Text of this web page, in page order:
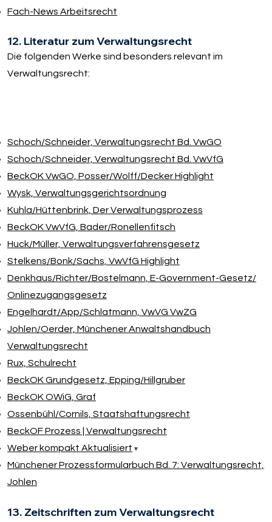
Fach-News Arbeitsrecht
12. Literatur zum Verwaltungsrecht
Die folgenden Werke sind besonders relevant im
Verwaltungsrecht:
Schoch/​Schneider, Verwaltungsrecht Bd. VwGO
Schoch/​Schneider, Verwaltungsrecht Bd. VwVfG
BeckOK VwGO, Posser/​Wolff/​Decker Highlight
Wysk, Verwaltungsgerichtsordnung
Kuhla/​Hüttenbrink, Der Verwaltungsprozess
BeckOK VwVfG, Bader/​Ronellenfitsch
Huck/​Müller, Verwaltungsverfahrensgesetz
Stelkens/​Bonk/​Sachs, VwVfG Highlight
Denkhaus/​Richter/​Bostelmann, E-Government-Gesetz/​
Onlinezugangsgesetz
Engelhardt/​App/​Schlatmann, VwVG VwZG
Johlen/​Oerder, Münchener Anwaltshandbuch
Verwaltungsrecht
Rux, Schulrecht
BeckOK Grundgesetz, Epping/​Hillgruber
BeckOK OWiG, Graf
Ossenbühl/​Cornils, Staatshaftungsrecht
BeckOF Prozess | Verwaltungsrecht
Weber kompakt Aktualisiert
Münchener Prozessformularbuch Bd. 7: Verwaltungsrecht,
Johlen
13. Zeitschriften zum Verwaltungsrecht